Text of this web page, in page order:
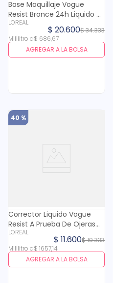
Base Maquillaje Vogue
Resist Bronce 24h Liquido X
30 Ml
LOREAL
$34.333
$ 20.600
Mililitro a$ 686,67
AGREGAR A LA BOLSA
40 %
Corrector Liquido Vogue
Resist A Prueba De Ojeras
Vainilla X 7 Ml
LOREAL
$19.333
$ 11.600
Mililitro a$ 1657,14
AGREGAR A LA BOLSA